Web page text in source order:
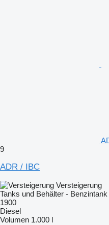
9
ADR / IBC
Versteigerung
Tanks und Behälter - Benzintank
1900
Diesel
Volumen 1.000 l